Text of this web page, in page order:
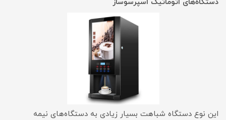
این نوع دستگاه شباهت بسیار زیادی به دستگاه‌های نیمه